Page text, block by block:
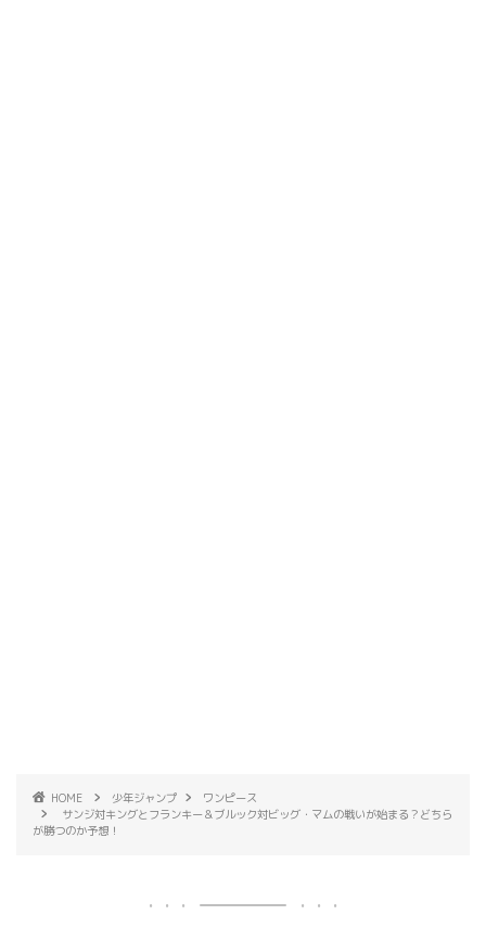
HOME 少年ジャンプ
ワンピース
サンジ対キングとフランキー＆ブルック対ビッグ・マムの戦いが始まる？どちら
が勝つのか予想！